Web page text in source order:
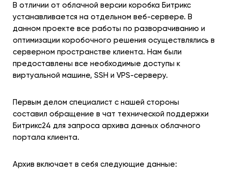
В отличии от облачной версии коробка Битрикс
устанавливается на отдельном веб-сервере. В
данном проекте все работы по разворачиванию и
оптимизации коробочного решения осуществлялись в
серверном пространстве клиента. Нам были
предоставлены все необходимые доступы к
виртуальной машине, SSH и VPS-серверу.
Первым делом специалист с нашей стороны
составил обращение в чат технической поддержки
Битрикс24 для запроса архива данных облачного
портала клиента.
Архив включает в себя следующие данные: